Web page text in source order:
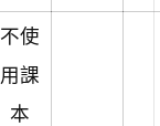
不使
用課
本